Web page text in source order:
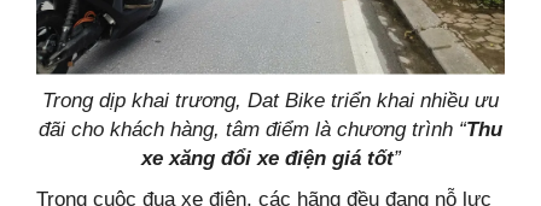
Trong dịp khai trương, Dat Bike triển khai nhiều ưu
đãi cho khách hàng, tâm điểm là chương trình “Thu
xe xăng đổi xe điện giá tốt”
Trong cuộc đua xe điện, các hãng đều đang nỗ lực